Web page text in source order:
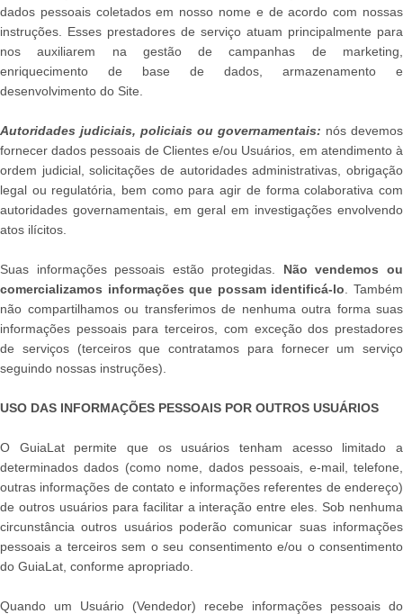
dados pessoais coletados em nosso nome e de acordo com nossas
instruções. Esses prestadores de serviço atuam principalmente para
nos auxiliarem na gestão de campanhas de marketing,
enriquecimento de base de dados, armazenamento e
desenvolvimento do Site.
Autoridades judiciais, policiais ou governamentais: nós devemos
fornecer dados pessoais de Clientes e/ou Usuários, em atendimento à
ordem judicial, solicitações de autoridades administrativas, obrigação
legal ou regulatória, bem como para agir de forma colaborativa com
autoridades governamentais, em geral em investigações envolvendo
atos ilícitos.
Suas informações pessoais estão protegidas. Não vendemos ou
comercializamos informações que possam identificá-lo . Também
não compartilhamos ou transferimos de nenhuma outra forma suas
informações pessoais para terceiros, com exceção dos prestadores
de serviços (terceiros que contratamos para fornecer um serviço
seguindo nossas instruções).
USO DAS INFORMAÇÕES PESSOAIS POR OUTROS USUÁRIOS
O GuiaLat permite que os usuários tenham acesso limitado a
determinados dados (como nome, dados pessoais, e-mail, telefone,
outras informações de contato e informações referentes de endereço)
de outros usuários para facilitar a interação entre eles. Sob nenhuma
circunstância outros usuários poderão comunicar suas informações
pessoais a terceiros sem o seu consentimento e/ou o consentimento
do GuiaLat, conforme apropriado.
Quando um Usuário (Vendedor) recebe informações pessoais do